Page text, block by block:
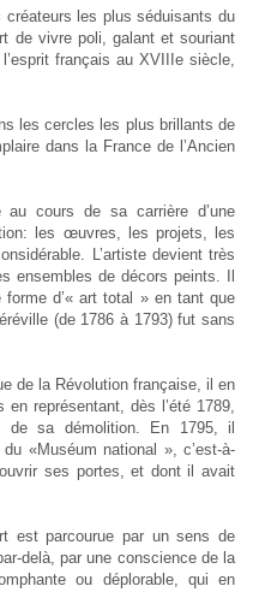
créateurs les plus séduisants du
de vivre poli, galant et souriant
français au XVIIIe siècle,
les cercles les plus brillants de
dans la France de l’Ancien
au cours de sa carrière d’une
les œuvres, les projets, les
L’artiste devient très
ensembles de décors peints. Il
d’« art total » en tant que
(de 1786 à 1793) fut sans
de la Révolution française, il en
représentant, dès l’été 1789,
de sa démolition. En 1795, il
«Muséum national », c’est-à-
ses portes, et dont il avait
est parcourue par un sens de
delà, par une conscience de la
ou déplorable, qui en